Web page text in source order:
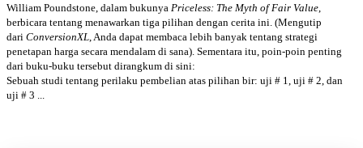
William Poundstone, dalam bukunya Priceless: The Myth of Fair Value
berbicara tentang menawarkan tiga pilihan dengan cerita ini. (Mengutip
dari ConversionXL , Anda dapat membaca lebih banyak tentang strategi
penetapan harga secara mendalam di sana). Sementara itu, poin-poin penting
dari buku-buku tersebut dirangkum di sini:
Sebuah studi tentang perilaku pembelian atas pilihan bir: uji # 1, uji # 2, dan
uji # 3 ...